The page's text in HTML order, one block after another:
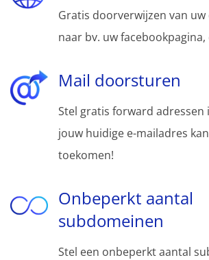
Gratis doorverwijzen van
naar bv. uw
Mail doorsturen
Stel gratis forward adressen
jouw huidige e-mailadres
toekomen!
Onbeperkt aantal
subdomeinen
Stel een onbeperkt aantal